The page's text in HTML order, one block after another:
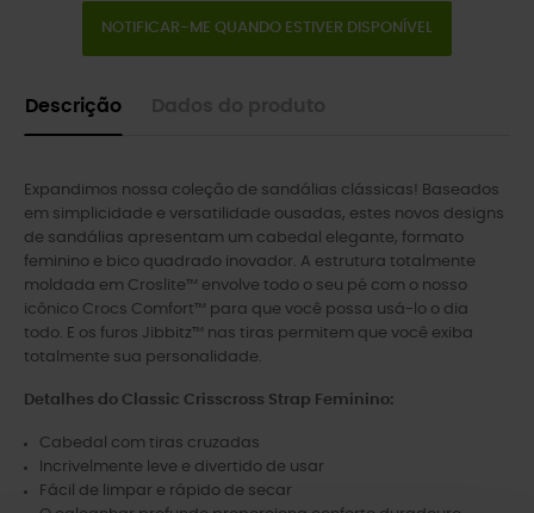
NOTIFICAR-ME QUANDO ESTIVER DISPONÍVEL
Descrição
Expandimos nossa coleção de sandálias clássicas! Baseados
em simplicidade e versatilidade ousadas, estes novos designs
de sandálias apresentam um cabedal elegante, formato
feminino e bico quadrado inovador. A estrutura totalmente
moldada em Croslite™ envolve todo o seu pé com o nosso
icônico Crocs Comfort™ para que você possa usá-lo o dia
todo. E os furos Jibbitz™ nas tiras permitem que você exiba
totalmente sua personalidade.
Detalhes do Classic Crisscross Strap Feminino:
Cabedal com tiras cruzadas
Incrivelmente leve e divertido de usar
Fácil de limpar e rápido de secar